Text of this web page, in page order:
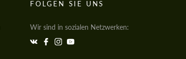
FOLGEN SIE UNS
Wir sind in sozialen Netzwerken: